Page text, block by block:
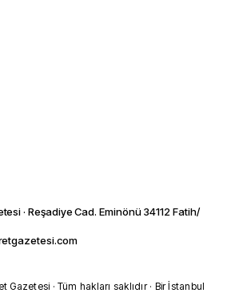
· Reşadiye Cad. Eminönü 34112 Fatih/
· Tüm hakları saklıdır · Bir İstanbul